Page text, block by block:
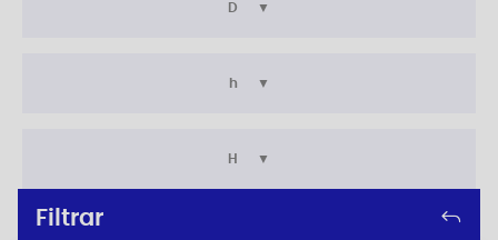
D
h
H
Filtrar